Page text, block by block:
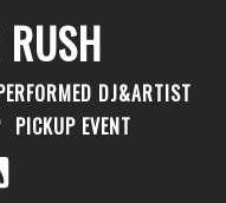
DJ&ARTIST
PICKUP EVENT